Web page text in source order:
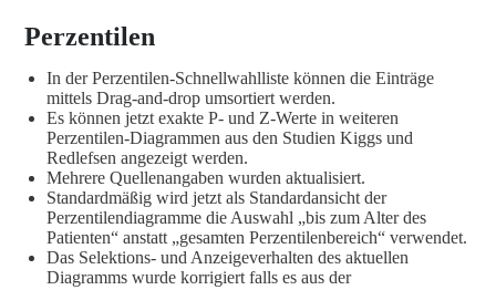
Perzentilen
In der Perzentilen-Schnellwahlliste können die Einträge
mittels Drag-and-drop umsortiert werden.
Es können jetzt exakte P- und Z-Werte in weiteren
Perzentilen-Diagrammen aus den Studien Kiggs und
Redlefsen angezeigt werden.
Mehrere Quellenangaben wurden aktualisiert.
Standardmäßig wird jetzt als Standardansicht der
Perzentilendiagramme die Auswahl „bis zum Alter des
Patienten“ anstatt „gesamten Perzentilenbereich“ verwendet.
Das Selektions- und Anzeigeverhalten des aktuellen
Diagramms wurde korrigiert falls es aus der